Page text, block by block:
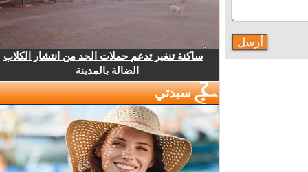
ساكنة تنغير تدعم حملات الحد من انتشار الكلاب
الضالة بالمدينة
سيدتي